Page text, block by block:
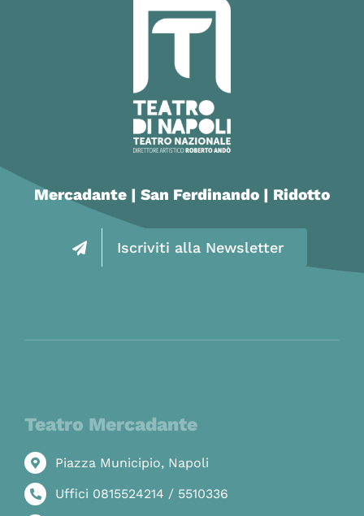
Mercadante | San Ferdinando | Ridotto
Iscriviti alla Newsletter
Teatro Mercadante
Piazza Municipio, Napoli
Uffici 0815524214 / 5510336